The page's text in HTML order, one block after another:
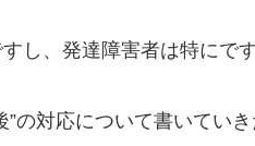
し、発達障害者は特にで
の対応について書いていき